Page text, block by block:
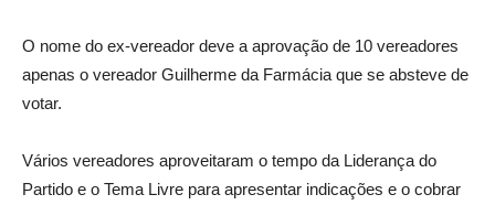
O nome do ex-vereador deve a aprovação de 10 vereadores
apenas o vereador Guilherme da Farmácia que se absteve de
votar.
Vários vereadores aproveitaram o tempo da Liderança do
Partido e o Tema Livre para apresentar indicações e o cobrar